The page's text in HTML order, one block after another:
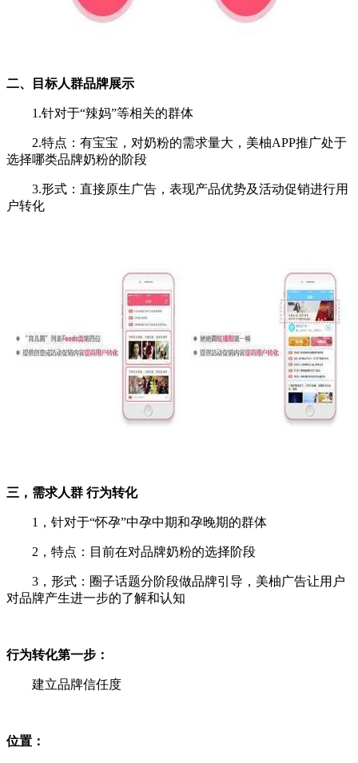
二、目标人群品牌展示
1.针对于“辣妈”等相关的群体
2.特点：有宝宝，对奶粉的需求量大，美柚APP推广处于
选择哪类品牌奶粉的阶段
3.形式：直接原生广告，表现产品优势及活动促销进行用
户转化
三，需求人群 行为转化
1，针对于“怀孕”中孕中期和孕晚期的群体
2，特点：目前在对品牌奶粉的选择阶段
3，形式：圈子话题分阶段做品牌引导，美柚广告让用户
对品牌产生进一步的了解和认知
行为转化第一步：
建立品牌信任度
位置：